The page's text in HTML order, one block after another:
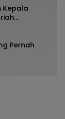
Kepala
Tidak
Tanggal 11
Pernah